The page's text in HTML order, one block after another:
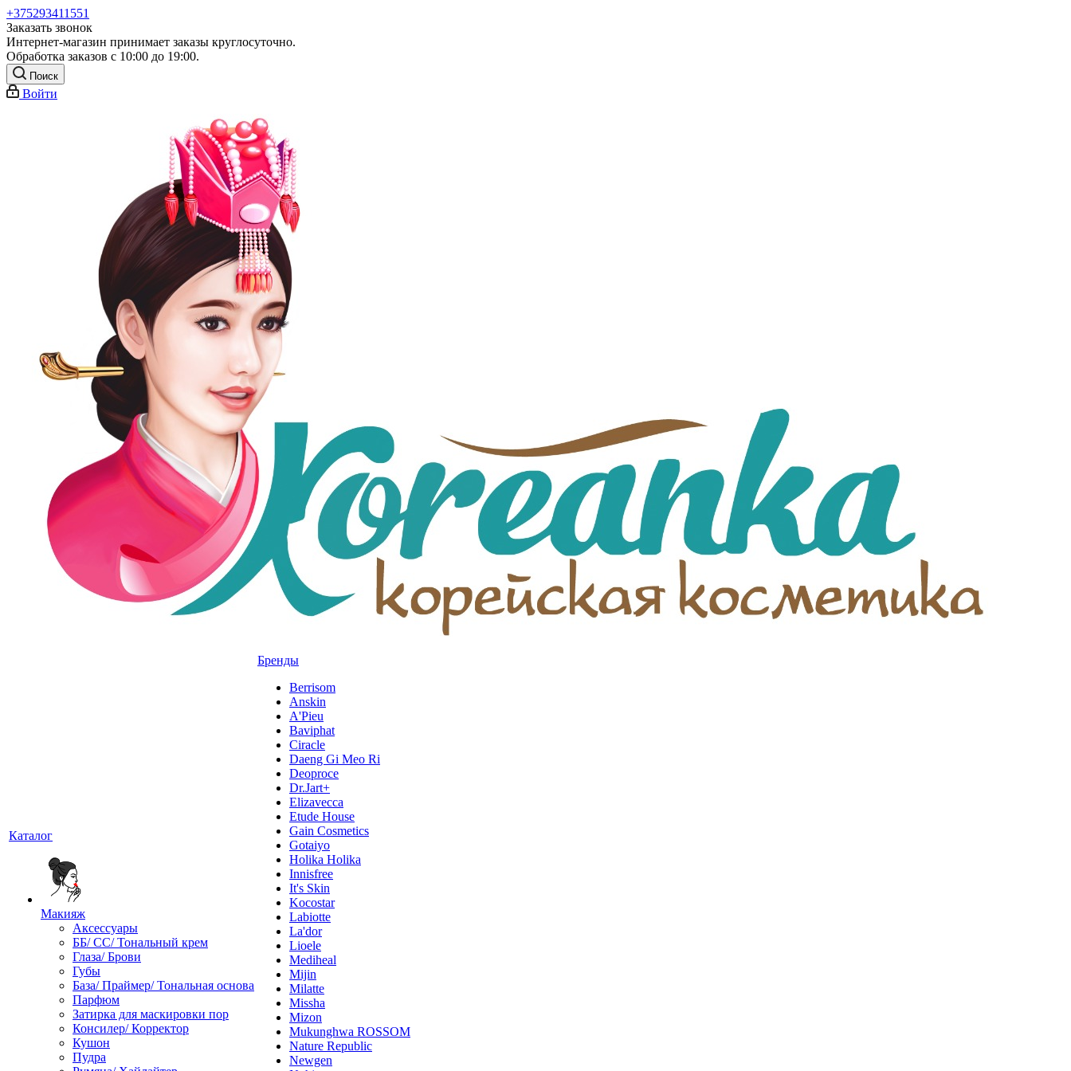
+375293411551
Заказать звонок
Интернет-магазин принимает заказы круглосуточно.
Обработка заказов с 10:00 до 19:00.
Поиск
Войти
Каталог
Макияж
Аксессуары
ББ/ СС/ Тональный крем
Глаза/ Брови
Губы
База/ Праймер/ Тональная основа
Парфюм
Затирка для маскировки пор
Консилер/ Корректор
Кушон
Пудра
Бренды
Berrisom
Anskin
A'Pieu
Baviphat
Ciracle
Daeng Gi Meo Ri
Deoproce
Dr.Jart+
Elizavecca
Etude House
Gain Cosmetics
Gotaiyo
Holika Holika
Innisfree
It's Skin
Kocostar
Labiotte
La'dor
Lioele
Mediheal
Mijin
Milatte
Missha
Mizon
Mukunghwa ROSSOM
Nature Republic
Newgen